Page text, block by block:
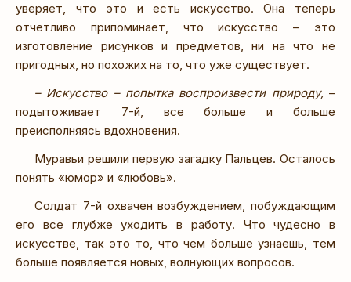
уверяет, что это и есть искусство. Она теперь
отчетливо припоминает, что искусство – это
изготовление рисунков и предметов, ни на что не
пригодных, но похожих на то, что уже существует.
– Искусство – попытка воспроизвести природу,–
подытоживает 7-й, все больше и больше
преисполняясь вдохновения.
Муравьи решили первую загадку Пальцев. Осталось
понять «юмор» и «любовь».
Солдат 7-й охвачен возбуждением, побуждающим
его все глубже уходить в работу. Что чудесно в
искусстве, так это то, что чем больше узнаешь, тем
больше появляется новых, волнующих вопросов.